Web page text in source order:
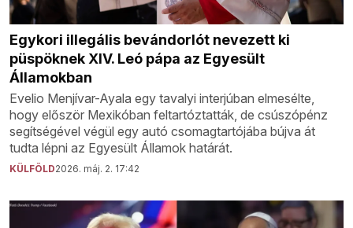
Egykori illegális bevándorlót nevezett ki
püspöknek XIV. Leó pápa az Egyesült
Államokban
Evelio Menjívar-Ayala egy tavalyi interjúban elmesélte,
hogy először Mexikóban feltartóztatták, de csúszópénz
segítségével végül egy autó csomagtartójába bújva át
tudta lépni az Egyesült Államok határát.
KÜLFÖLD2026. máj. 2. 17:42